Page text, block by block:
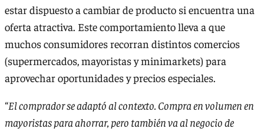
estar dispuesto a cambiar de producto si encuentra una
oferta atractiva. Este comportamiento lleva a que
muchos consumidores recorran distintos comercios
(supermercados, mayoristas y minimarkets) para
aprovechar oportunidades y precios especiales.
“El comprador se adaptó al contexto. Compra en volumen en
mayoristas para ahorrar, pero también va al negocio de